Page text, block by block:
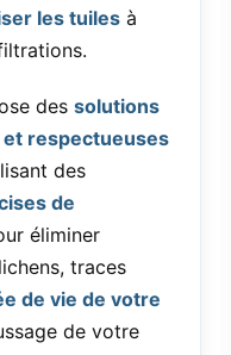
les tuilesà
des solutions
respectueuses
des
de
éliminer
traces
de vie de votre
de votre